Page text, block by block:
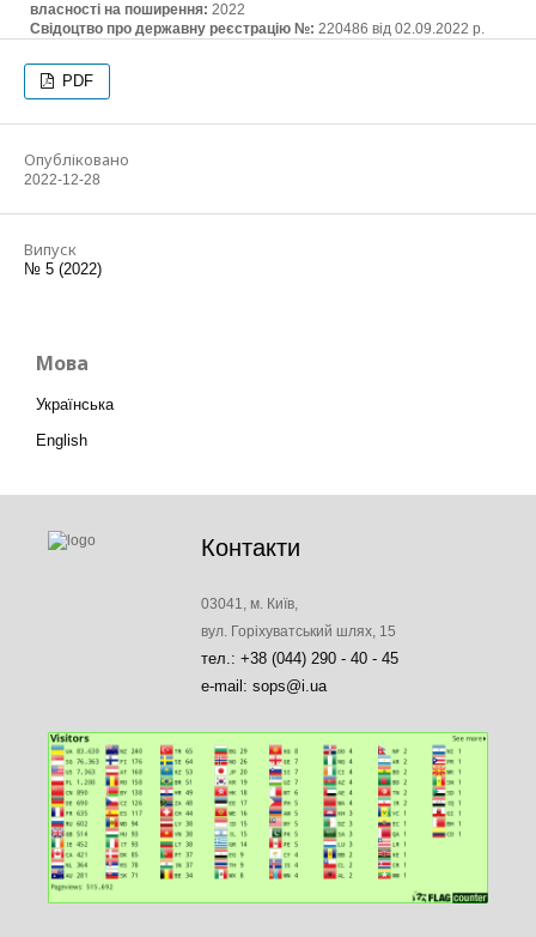
власності на поширення: 2022
Свідоцтво про державну реєстрацію №: 220486 від 02.09.2022 р.
PDF
Опубліковано
2022-12-28
Випуск
№ 5 (2022)
Мова
Українська
English
Контакти
03041, м. Київ,
вул. Горіхуватський шлях, 15
тел.: +38 (044) 290 - 40 - 45
e-mail: sops@i.ua